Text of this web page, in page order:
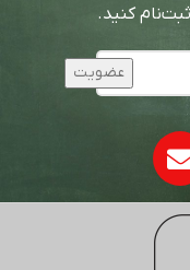
کنید.